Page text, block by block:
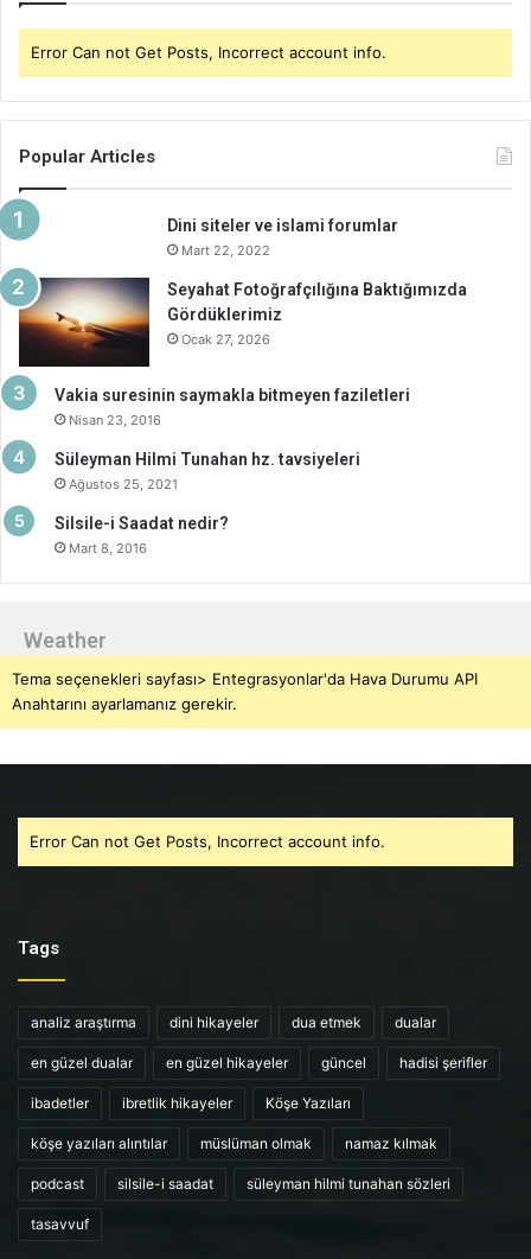
Error Can not Get Posts, Incorrect account info.
Popular Articles
Dini siteler ve islami forumlar
Mart 22, 2022
Seyahat Fotoğrafçılığına Baktığımızda
Gördüklerimiz
Ocak 27, 2026
Vakia suresinin saymakla bitmeyen faziletleri
Nisan 23, 2016
Süleyman Hilmi Tunahan hz. tavsiyeleri
Ağustos 25, 2021
Silsile-i Saadat nedir?
Mart 8, 2016
Weather
Tema seçenekleri sayfası> Entegrasyonlar'da Hava Durumu API
Anahtarını ayarlamanız gerekir.
Error Can not Get Posts, Incorrect account info.
Tags
analiz araştırma dini hikayeler dua etmek dualar
en güzel dualar en güzel hikayeler güncel hadisi şerifler
ibadetler ibretlik hikayeler Köşe Yazıları
köşe yazıları alıntılar müslüman olmak namaz kılmak
podcast silsile-i saadat süleyman hilmi tunahan sözleri
tasavvuf